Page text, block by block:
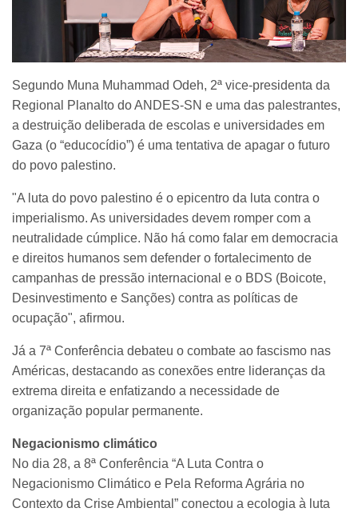
Segundo Muna Muhammad Odeh, 2ª vice-presidenta da
Regional Planalto do ANDES-SN e uma das palestrantes,
a destruição deliberada de escolas e universidades em
Gaza (o “educocídio”) é uma tentativa de apagar o futuro
do povo palestino.
"A luta do povo palestino é o epicentro da luta contra o
imperialismo. As universidades devem romper com a
neutralidade cúmplice. Não há como falar em democracia
e direitos humanos sem defender o fortalecimento de
campanhas de pressão internacional e o BDS (Boicote,
Desinvestimento e Sanções) contra as políticas de
ocupação", afirmou.
Já a 7ª Conferência debateu o combate ao fascismo nas
Américas, destacando as conexões entre lideranças da
extrema direita e enfatizando a necessidade de
organização popular permanente.
Negacionismo climático
No dia 28, a 8ª Conferência “A Luta Contra o
Negacionismo Climático e Pela Reforma Agrária no
Contexto da Crise Ambiental” conectou a ecologia à luta